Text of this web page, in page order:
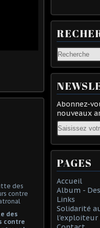
des
contre
Abonnez-
nouveaux
Email
PAGES
Accueil
Album -
Links
Solidarité
l'exploiteur